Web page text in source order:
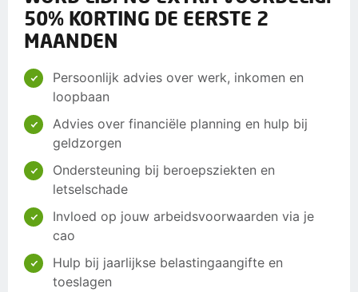
50% KORTING DE EERSTE 2
MAANDEN
Persoonlijk advies over werk, inkomen en
loopbaan
Advies over financiële planning en hulp bij
geldzorgen
Ondersteuning bij beroepsziekten en
letselschade
Invloed op jouw arbeidsvoorwaarden via je
cao
Hulp bij jaarlijkse belastingaangifte en
toeslagen